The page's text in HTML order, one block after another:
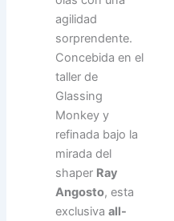
agilidad
sorprendente.
Concebida en el
taller de
Glassing
Monkey y
refinada bajo la
mirada del
shaper Ray
Angosto, esta
exclusivaall-